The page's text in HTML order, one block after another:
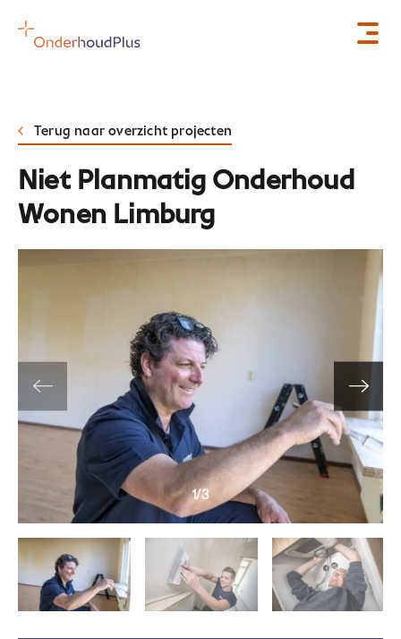
Terug naar overzicht projecten
Niet Planmatig Onderhoud
Wonen Limburg
1/3